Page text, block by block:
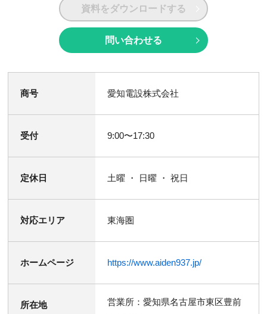
資料をダウンロードする
問い合わせる
商号 愛知電設株式会社
受付 9:00〜17:30
定休日 土曜 ・ 日曜 ・ 祝日
対応エリア 東海圏
ホームページ https://www.aiden937.jp/
所在地
営業所：愛知県名古屋市東区豊前